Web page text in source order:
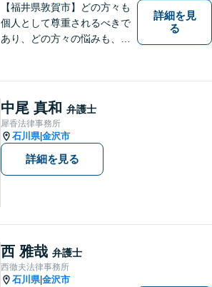
【福井県敦賀市】どの方々も
個人として尊重されるべきで
あり、どの方々の悩みも、そ
す。 また、言葉の壁や専門知
識の壁も越えて、解決が図ら
れる必要があります。
詳細を見
る
中尾 真和 弁護士
犀香法律事務所
石川県|金沢市
詳細を見る
西 雅哉 弁護士
西徹夫法律事務所
石川県|金沢市